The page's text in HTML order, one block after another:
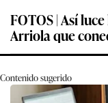
FOTOS | Así
Arriola que
Contenido sugerido